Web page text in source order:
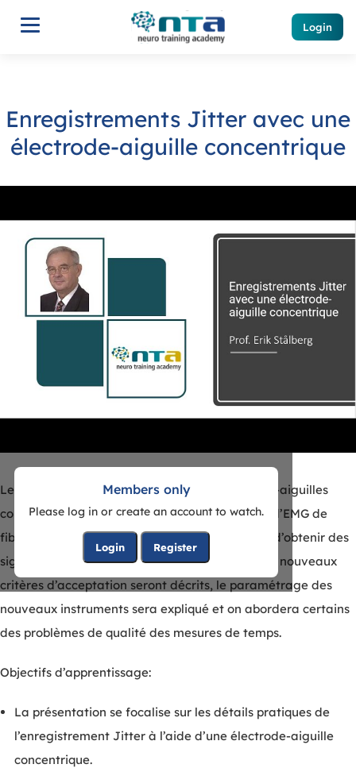
Login
Enregistrements Jitter avec une
électrode-aiguille concentrique
Members only
Please log in or create an account to watch.
Login Register
Les enregistrements Jitter à l’aide d’électrodes-aiguilles
concentriques remplacent les enregistrements d’EMG de
fibre unique. Cela pose problème, car on risque d’obtenir des
signaux générés par plusieurs fibres par pic. Les nouveaux
critères d’acceptation seront décrits, le paramétrage des
nouveaux instruments sera expliqué et on abordera certains
des problèmes de qualité des mesures de temps.
Objectifs d’apprentissage:
La présentation se focalise sur les détails pratiques de
l’enregistrement Jitter à l’aide d’une électrode-aiguille
concentrique.